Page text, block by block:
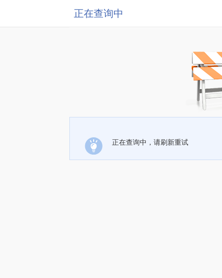
正在查询中
正在查询中，请刷新重试